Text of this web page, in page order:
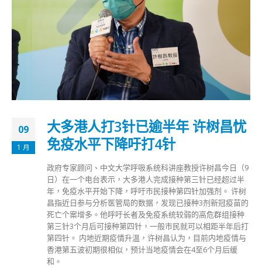
09
1 月
大多港人打3针已逾半年 许树昌忧
免疫水平下降吁打4针
政府专家顾问、中文大学呼吸系统科讲座教授许树昌今日（9
日）在一个电台表示，大多港人完成接种第三针已经超过半
年，免疫水平开始下降，呼吁市民接种第四针加强剂。 许树
昌指近日参与分析医管局的数据，发现已接种3剂新冠疫苗的
死亡个案增多。他呼吁长者及免疫系统较弱的高危群组接种
第三针3个月后可接种第四针，一般市民就可以相距半年后打
第四针。 内地近期疫情升温，许树昌认为，目前内地疫情与
香港第五波初期很相似，预计当地疫情会在4至6个月后缓
和。